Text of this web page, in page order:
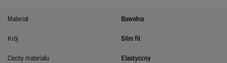
Materiał Bawełna
Krój Slim fit
Cechy materiału Elastyczny